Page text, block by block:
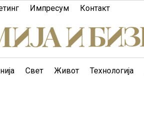
Импресум Контакт
Свет Живот Технологија